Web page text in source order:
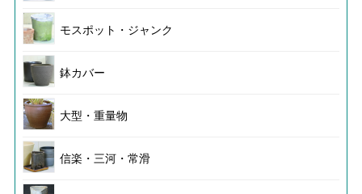
モスポット・ジャンク
鉢カバー
大型・重量物
信楽・三河・常滑